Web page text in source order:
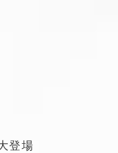
登場